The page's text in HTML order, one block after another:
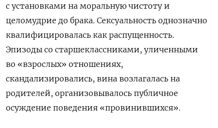
с установками на моральную чистоту и
целомудрие до брака. Сексуальность однозначно
квалифицировалась как распущенность.
Эпизоды со старшеклассниками, уличенными
во «взрослых» отношениях,
скандализировались, вина возлагалась на
родителей, организовывалось публичное
осуждение поведения «провинившихся».